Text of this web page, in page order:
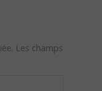
Les champs